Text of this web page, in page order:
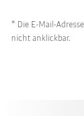
* Die E-Mail-
nicht anklickbar.